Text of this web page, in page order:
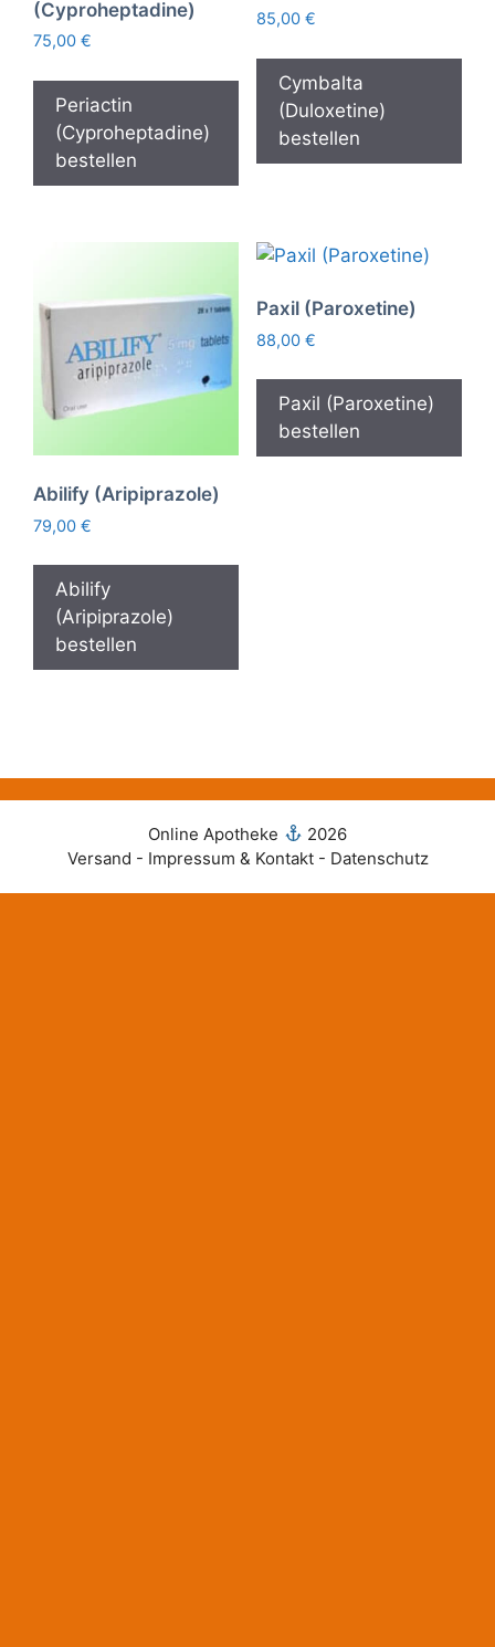
(Cyproheptadine)
75,00 €
Periactin
(Cyproheptadine)
bestellen
85,00 €
Cymbalta
(Duloxetine)
bestellen
Abilify (Aripiprazole)
79,00 €
Abilify
(Aripiprazole)
bestellen
Paxil (Paroxetine)
88,00 €
Paxil (Paroxetine)
bestellen
Online Apotheke
2026
Versand - Impressum & Kontakt - Datenschutz